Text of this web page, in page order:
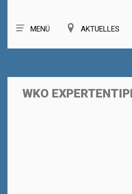
MENÜ AKTUELLES
WKO